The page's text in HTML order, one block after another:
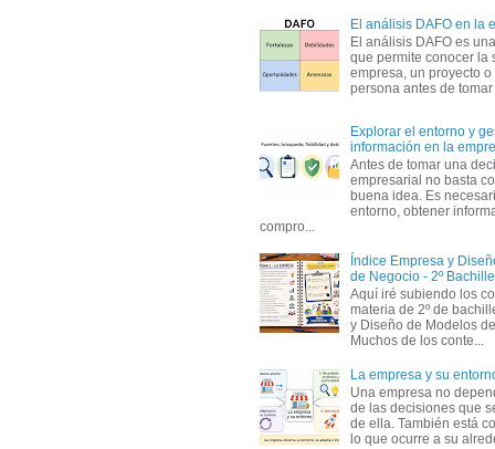
El análisis DAFO en la
El análisis DAFO es
que permite conocer la
empresa, un proyecto
persona antes de
Explorar el entorno y
información en la
Antes de tomar una
empresarial no basta
buena idea. Es
entorno, obtener
compro...
Índice Empresa y
de Negocio - 2º
Aquí iré subiendo los
materia de 2º de
y Diseño de Modelos
Muchos de los conte...
La empresa y su
Una empresa no
de las decisiones que
de ella. También está
lo que ocurre a su